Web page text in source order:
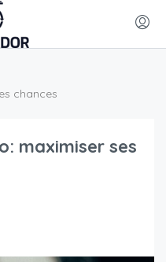
chances
maximiser ses